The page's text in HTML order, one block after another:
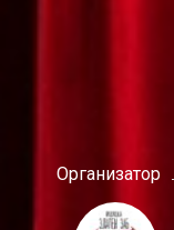
Организатор